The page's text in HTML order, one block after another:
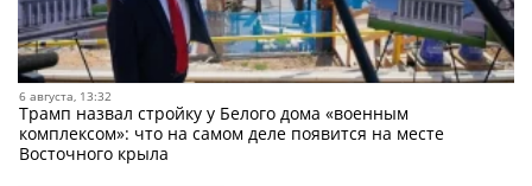
6 августа, 13:32
Трамп назвал стройку у Белого дома «военным
комплексом»: что на самом деле появится на месте
Восточного крыла